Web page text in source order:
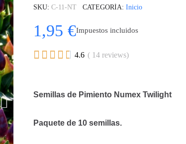
SKU C-11-NT CATEGORÍA Inicio
1,95 €Impuestos incluidos
     4.6 ( 14 reviews)
Semillas de Pimiento Numex Twilight
Paquete de 10 semillas.